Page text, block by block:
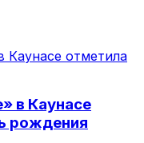
в Каунасе
рождения